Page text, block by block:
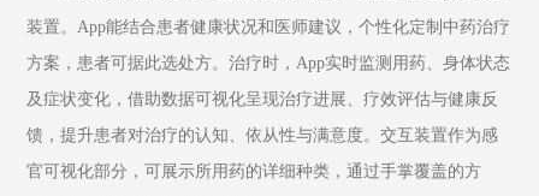
装置。App能结合患者健康状况和医师建议，个性化定制中药治疗
方案，患者可据此选处方。治疗时，App实时监测用药、身体状态
及症状变化，借助数据可视化呈现治疗进展、疗效评估与健康反
馈，提升患者对治疗的认知、依从性与满意度。交互装置作为感
官可视化部分，可展示所用药的详细种类，通过手掌覆盖的方